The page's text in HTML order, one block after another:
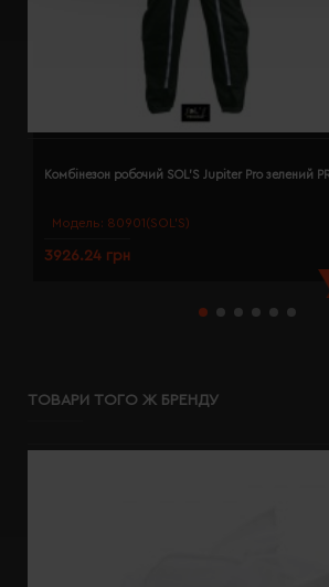
Модель: 80901(SOL’S)
Комбінезон робочий SOL'S Jupiter Pro зелений
3926.24 грн
ТОВАРИ ТОГО Ж БРЕНДУ